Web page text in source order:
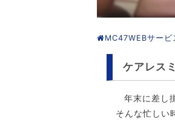
MC47WEBサービ
ケアレス
年末に差し
そんな忙しい